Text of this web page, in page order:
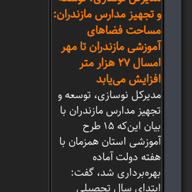
و تجهیز مدارس مازندران:
مساحت فضاهای
آموزشی مازندران تا مهر
امسال 27 هزار متر
افزایش می‌یابد
مدیرکل نوسازی، توسعه و
تجهیز مدارس مازندران با
بیان این‌‌که 15 طرح
آموزشی استان همزمان با
هفته دولت آماده
بهره‌برداری شد، گفت:
ابتدای سال تحصیلی